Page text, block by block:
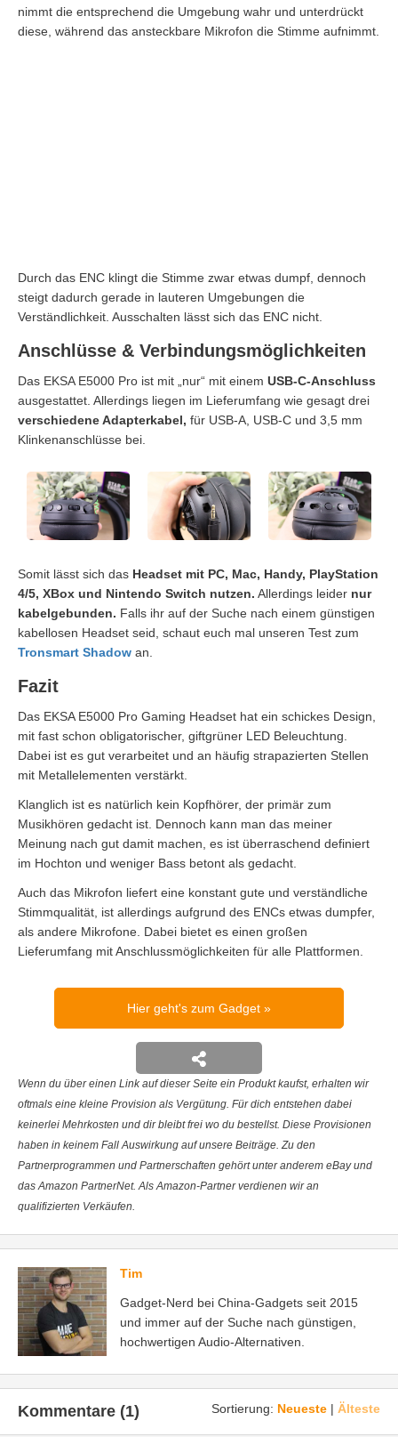
nimmt die entsprechend die Umgebung wahr und unterdrückt
diese, während das ansteckbare Mikrofon die Stimme aufnimmt.
Durch das ENC klingt die Stimme zwar etwas dumpf, dennoch
steigt dadurch gerade in lauteren Umgebungen die
Verständlichkeit. Ausschalten lässt sich das ENC nicht.
Anschlüsse & Verbindungsmöglichkeiten
Das EKSA E5000 Pro ist mit „nur“ mit einem USB-C-Anschluss
ausgestattet. Allerdings liegen im Lieferumfang wie gesagt drei
verschiedene Adapterkabel, für USB-A, USB-C und 3,5 mm
Klinkenanschlüsse bei.
Somit lässt sich das Headset mit PC, Mac, Handy, PlayStation
4/5, XBox und Nintendo Switch nutzen. Allerdings leider nur
kabelgebunden. Falls ihr auf der Suche nach einem günstigen
kabellosen Headset seid, schaut euch mal unseren Test zum
Tronsmart Shadow an.
Fazit
Das EKSA E5000 Pro Gaming Headset hat ein schickes Design,
mit fast schon obligatorischer, giftgrüner LED Beleuchtung.
Dabei ist es gut verarbeitet und an häufig strapazierten Stellen
mit Metallelementen verstärkt.
Klanglich ist es natürlich kein Kopfhörer, der primär zum
Musikhören gedacht ist. Dennoch kann man das meiner
Meinung nach gut damit machen, es ist überraschend definiert
im Hochton und weniger Bass betont als gedacht.
Auch das Mikrofon liefert eine konstant gute und verständliche
Stimmqualität, ist allerdings aufgrund des ENCs etwas dumpfer,
als andere Mikrofone. Dabei bietet es einen großen
Lieferumfang mit Anschlussmöglichkeiten für alle Plattformen.
Hier geht's zum Gadget
Wenn du über einen Link auf dieser Seite ein Produkt kaufst, erhalten wir
oftmals eine kleine Provision als Vergütung. Für dich entstehen dabei
keinerlei Mehrkosten und dir bleibt frei wo du bestellst. Diese Provisionen
haben in keinem Fall Auswirkung auf unsere Beiträge. Zu den
Partnerprogrammen und Partnerschaften gehört unter anderem eBay und
das Amazon PartnerNet. Als Amazon-Partner verdienen wir an
qualifizierten Verkäufen.
Tim
Gadget-Nerd bei China-Gadgets seit 2015
und immer auf der Suche nach günstigen,
hochwertigen Audio-Alternativen.
Sortierung: Neueste | Älteste
Kommentare (1)